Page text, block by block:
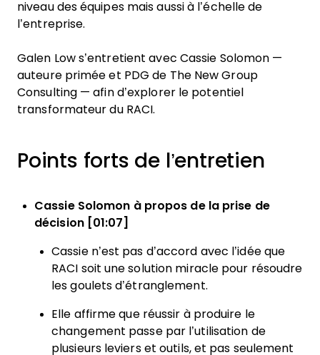
niveau des équipes mais aussi à l’échelle de
l’entreprise.
Galen Low s’entretient avec Cassie Solomon —
auteure primée et PDG de The New Group
Consulting — afin d’explorer le potentiel
transformateur du RACI.
Points forts de l’entretien
Cassie Solomon à propos de la prise de
décision [01:07]
Cassie n’est pas d’accord avec l’idée que
RACI soit une solution miracle pour résoudre
les goulets d’étranglement.
Elle affirme que réussir à produire le
changement passe par l’utilisation de
plusieurs leviers et outils, et pas seulement